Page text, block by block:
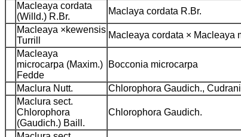
Macleaya cordata
(Willd.) R.Br.
Maclaya cordata R.Br.
Macleaya ×kewensis
Turrill
Macleaya cordata × Macleaya
Macleaya
microcarpa (Maxim.)
Fedde
Bocconia microcarpa
Maclura Nutt. Chlorophora Gaudich.,
Maclura sect.
Chlorophora
(Gaudich.) Baill.
Chlorophora Gaudich.